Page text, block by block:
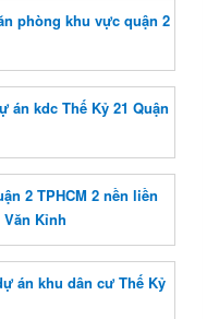
phòng khu vực quận 2
án kdc Thế Kỷ 21 Quận
2 TPHCM 2 nền liền
Kỉnh
án khu dân cư Thế Kỷ